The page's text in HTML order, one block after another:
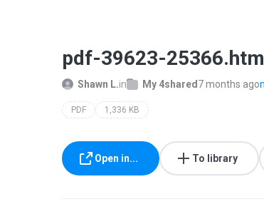
pdf-39623-
Shawn L.in My 4shared 7 months ago
PDF 1,336 KB
Open in... To library